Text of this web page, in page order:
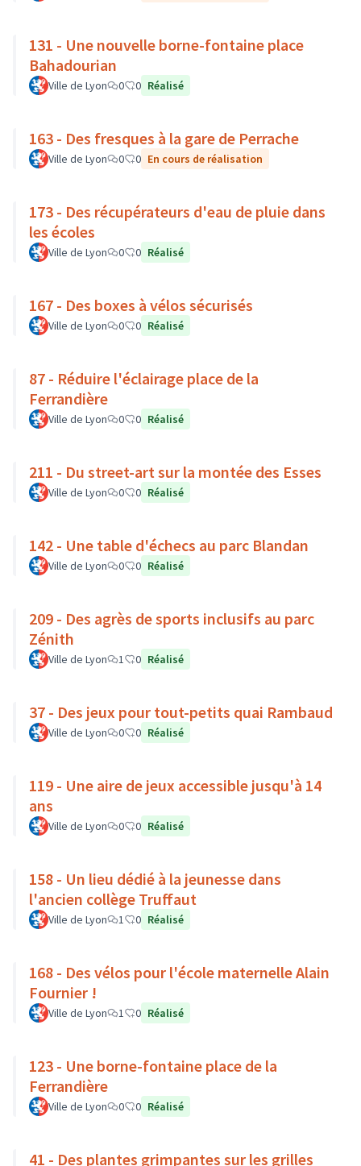
131 - Une nouvelle borne-fontaine place
Bahadourian
Ville de Lyon 0 0 Réalisé
163 - Des fresques à la gare de Perrache
Ville de Lyon 0 0 En cours de réalisation
173 - Des récupérateurs d'eau de pluie dans
les écoles
Ville de Lyon 0 0 Réalisé
167 - Des boxes à vélos sécurisés
Ville de Lyon 0 0 Réalisé
87 - Réduire l'éclairage place de la
Ferrandière
Ville de Lyon 0 0 Réalisé
211 - Du street-art sur la montée des Esses
Ville de Lyon 0 0 Réalisé
142 - Une table d'échecs au parc Blandan
Ville de Lyon 0 0 Réalisé
209 - Des agrès de sports inclusifs au parc
Zénith
Ville de Lyon 1 0 Réalisé
37 - Des jeux pour tout-petits quai Rambaud
Ville de Lyon 0 0 Réalisé
119 - Une aire de jeux accessible jusqu'à 14
ans
Ville de Lyon 0 0 Réalisé
158 - Un lieu dédié à la jeunesse dans
l'ancien collège Truffaut
Ville de Lyon 1 0 Réalisé
168 - Des vélos pour l'école maternelle Alain
Fournier !
Ville de Lyon 1 0 Réalisé
123 - Une borne-fontaine place de la
Ferrandière
Ville de Lyon 0 0 Réalisé
41 - Des plantes grimpantes sur les grilles